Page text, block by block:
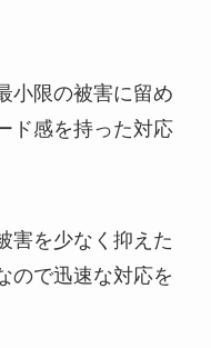
小限の被害に留め
ド感を持った対応
害を少なく抑えた
ので迅速な対応を